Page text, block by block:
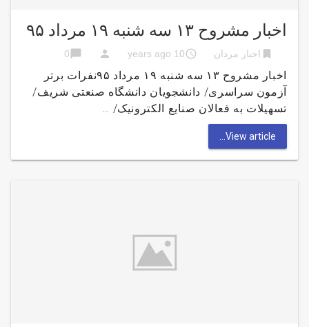
اخبار مشروح ۱۳ سه شنبه ۱۹ مرداد ۹۵
bookmark اخبار مردان access_time
10 years ago
person
chat_bubble
0
اخبار مشروح ۱۳ سه شنبه ۱۹ مرداد ۹۵نفرات برتر
آزمون سراسری/ دانشجویان دانشگاه صنعتی شریف/
تسهیلات به فعالان صنایع الکترونیک/ …
View article...